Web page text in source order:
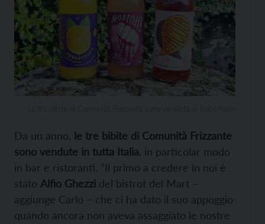
Da un anno, le tre bibite di Comunità Frizzante
sono vendute in tutta Italia , in particolar modo
in bar e ristoranti. “Il primo a credere in noi è
stato Alfio Ghezzi del bistrot del Mart –
aggiunge Carlo – che ci ha dato il suo appoggio
quando ancora non aveva assaggiato le nostre